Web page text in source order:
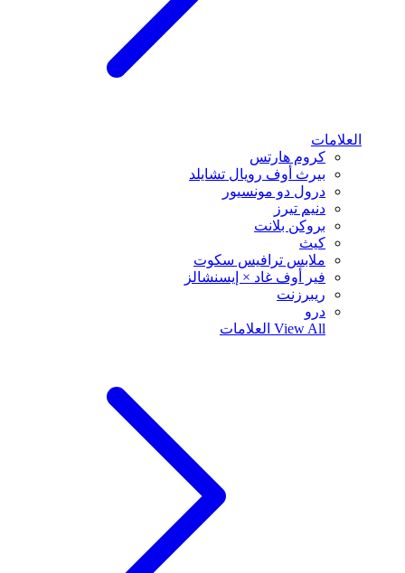
العلامات
كروم هارتس
بيرث أوف رويال تشايلد
درول دو مونسيور
دنيم تيرز
بروكن بلانت
كيث
ملابس ترافيس سكوت
فير أوف غاد × إيسنشالز
ريبرزنت
درو
View All العلامات